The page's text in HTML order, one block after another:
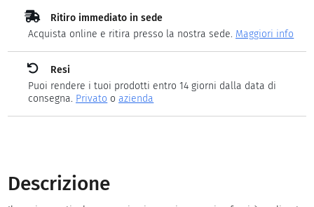
Ritiro immediato in sede
Acquista online e ritira presso la nostra sede. Maggiori info
Resi
Puoi rendere i tuoi prodotti entro 14 giorni dalla data di
consegna. Privato oazienda
Descrizione